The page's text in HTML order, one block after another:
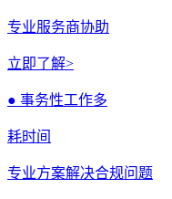
专业服务商协助
立即了解>
● 事务性工作多
耗时间
专业方案解决合规问题